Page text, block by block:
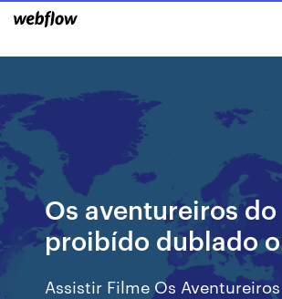
Os aventureiros
proibído dublado
Assistir Filme Os